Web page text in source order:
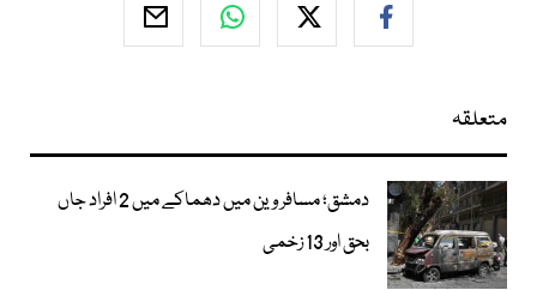
متعلقہ
دمشق؛ مسافر وین میں دھماکے میں 2 افراد جاں
بحق اور 13 زخمی